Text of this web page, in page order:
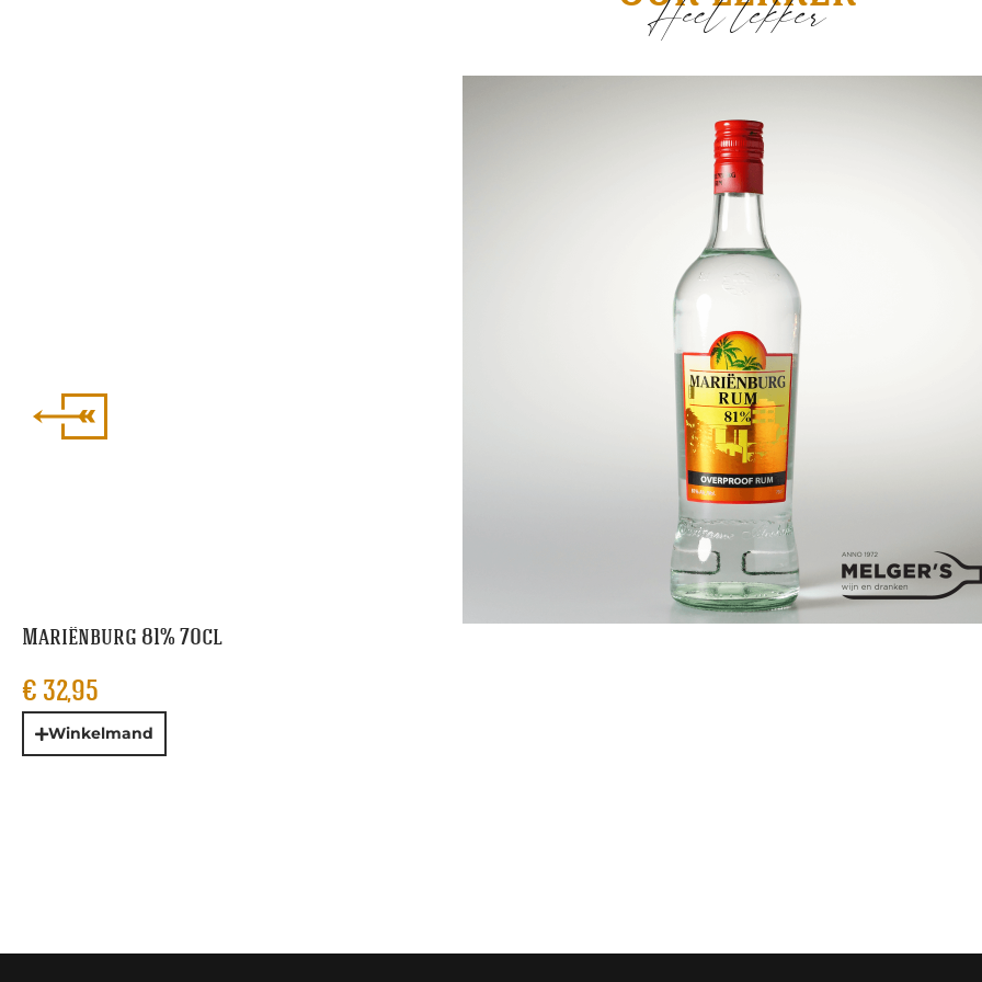
Mariënburg 81% 70cl
€ 32,95
Winkelmand